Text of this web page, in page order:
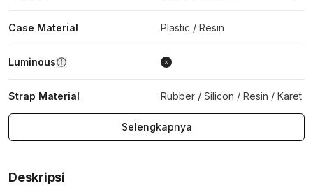
Case Material Plastic / Resin
Luminous
Strap Material Rubber / Silicon / Resin / Karet
Selengkapnya
Deskripsi